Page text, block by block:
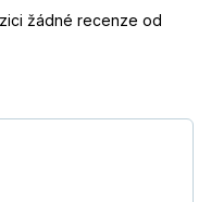
žádné recenze od